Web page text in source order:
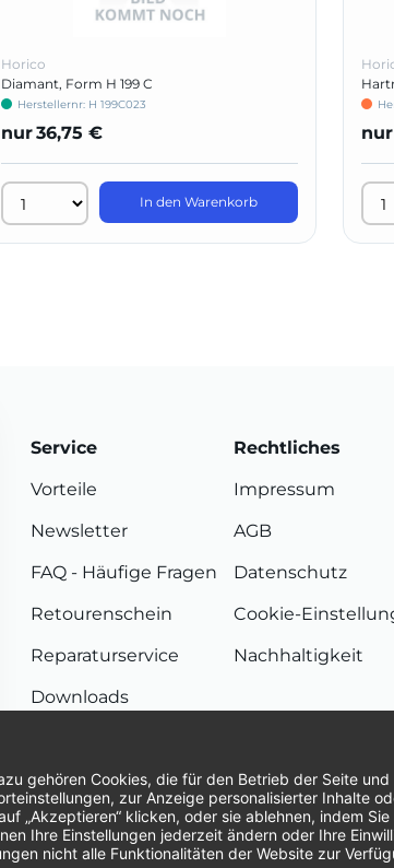
Horico
Diamant, Form H 199 C
Herstellernr: H 199C023
nur36,75 €
In den Warenkorb
nur
Service
Vorteile
Newsletter
FAQ - Häufige Fragen
Retourenschein
Reparaturservice
Downloads
Rechtliches
Impressum
AGB
Datenschutz
Cookie-
Nachhaltigkeit